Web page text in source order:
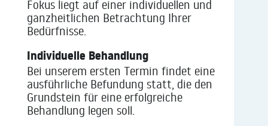
Fokus liegt auf einer individuellen und
ganzheitlichen Betrachtung Ihrer
Bedürfnisse.
Individuelle Behandlung
Bei unserem ersten Termin findet eine
ausführliche Befundung statt, die den
Grundstein für eine erfolgreiche
Behandlung legen soll.